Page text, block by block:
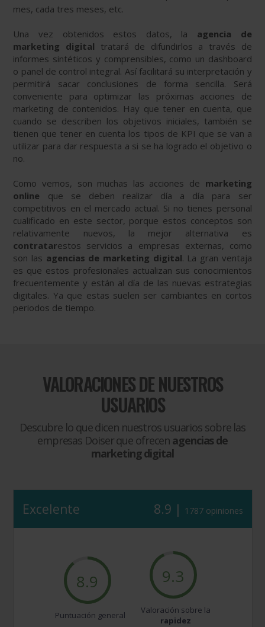
mes, cada tres meses, etc.
Una vez obtenidos estos datos, la agencia de
marketing digital tratará de difundirlos a través de
informes sintéticos y comprensibles, como un dashboard
o panel de control integral. Así facilitará su interpretación y
permitirá sacar conclusiones de forma sencilla. Será
conveniente para optimizar las próximas acciones de
marketing de contenidos. Hay que tener en cuenta, que
cuando se describen los objetivos iniciales, también se
tienen que tener en cuenta los tipos de KPI que se van a
utilizar para dar respuesta a si se ha logrado el objetivo o
no.
Como vemos, son muchas las acciones de marketing
online que se deben realizar día a día para ser
competitivos en el mercado actual. Si no tienes personal
cualificado en este sector, porque estos conceptos son
relativamente nuevos, la mejor alternativa es
contratarestos servicios a empresas externas, como
son las agencias de marketing digital. La gran ventaja
es que estos profesionales actualizan sus conocimientos
frecuentemente y están al día de las nuevas estrategias
digitales. Ya que estas suelen ser cambiantes en cortos
periodos de tiempo.
VALORACIONES DE NUESTROS
USUARIOS
Descubre lo que dicen nuestros usuarios sobre las
empresas Doiser que ofrecen agencias de
marketing digital
Excelente 8.9 | 1787 opiniones
8.9
Puntuación general
9.3
Valoración sobre la
rapidez